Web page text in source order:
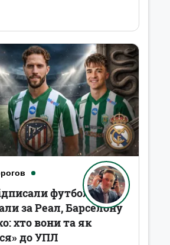
футболістів,
за Реал, Барселону
хто вони та як
до УПЛ